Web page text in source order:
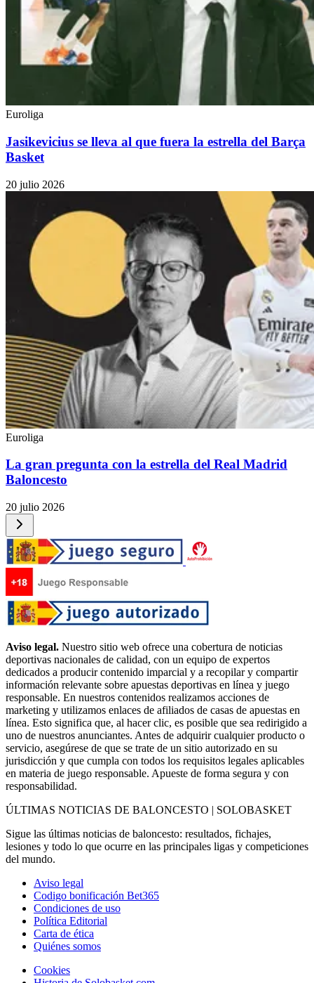
Euroliga
Jasikevicius se lleva al que fuera la estrella del Barça
Basket
20 julio 2026
Euroliga
La gran pregunta con la estrella del Real Madrid
Baloncesto
20 julio 2026
Aviso legal. Nuestro sitio web ofrece una cobertura de noticias
deportivas nacionales de calidad, con un equipo de expertos
dedicados a producir contenido imparcial y a recopilar y compartir
información relevante sobre apuestas deportivas en línea y juego
responsable. En nuestros contenidos realizamos acciones de
marketing y utilizamos enlaces de afiliados de casas de apuestas en
línea. Esto significa que, al hacer clic, es posible que sea redirigido a
uno de nuestros anunciantes. Antes de adquirir cualquier producto o
servicio, asegúrese de que se trate de un sitio autorizado en su
jurisdicción y que cumpla con todos los requisitos legales aplicables
en materia de juego responsable. Apueste de forma segura y con
responsabilidad.
ÚLTIMAS NOTICIAS DE BALONCESTO | SOLOBASKET
Sigue las últimas noticias de baloncesto: resultados, fichajes,
lesiones y todo lo que ocurre en las principales ligas y competiciones
del mundo.
Aviso legal
Codigo bonificación Bet365
Condiciones de uso
Política Editorial
Carta de ética
Quiénes somos
Cookies